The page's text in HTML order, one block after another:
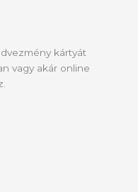
kártyát
vagy akár online